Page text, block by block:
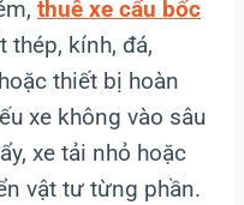
thuê xe cẩu bốc
thép, kính, đá,
thiết bị hoàn
xe không vào sâu
xe tải nhỏ hoặc
vật tư từng phần.